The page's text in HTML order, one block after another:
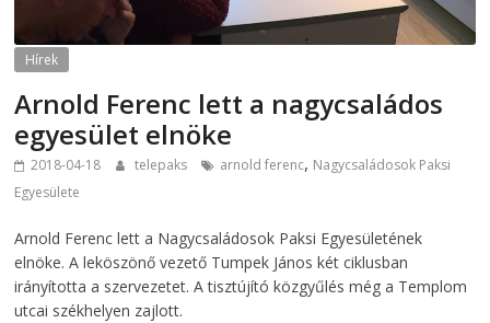
Hírek
Arnold Ferenc lett a nagycsaládos
egyesület elnöke
2018-04-18 telepaks arnold ferenc, Nagycsaládosok Paksi
Egyesülete
Arnold Ferenc lett a Nagycsaládosok Paksi Egyesületének
elnöke. A leköszönő vezető Tumpek János két ciklusban
irányította a szervezetet. A tisztújító közgyűlés még a Templom
utcai székhelyen zajlott.